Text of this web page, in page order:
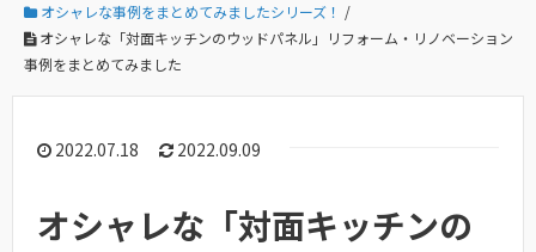
オシャレな事例をまとめてみましたシリーズ！ /
オシャレな「対面キッチンのウッドパネル」リフォーム・リノベーション
事例をまとめてみました
2022.07.18 2022.09.09
オシャレな「対面キッチンの